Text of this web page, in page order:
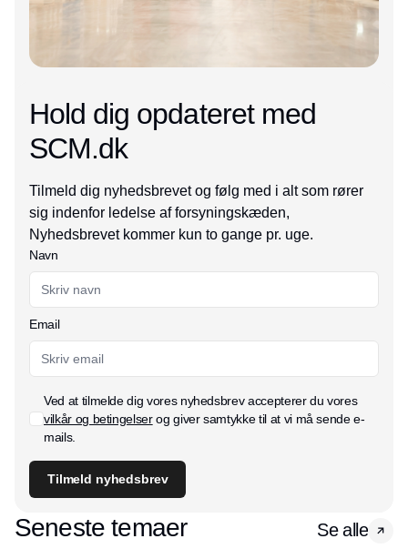
Hold dig opdateret med
SCM.dk
Tilmeld dig nyhedsbrevet og følg med i alt som rører
sig indenfor ledelse af forsyningskæden,
Nyhedsbrevet kommer kun to gange pr. uge.
Navn
Email
Ved at tilmelde dig vores nyhedsbrev accepterer du vores
vilkår og betingelserog giver samtykke til at vi må sende e-
mails.
Tilmeld nyhedsbrev
Seneste temaer Se alle